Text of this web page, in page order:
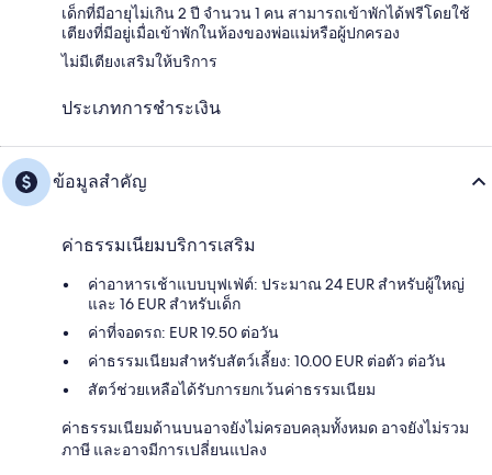
เด็กที่มีอายุไม่เกิน 2 ปี จำนวน 1 คน สามารถเข้าพักได้ฟรีโดยใช้
เตียงที่มีอยู่เมื่อเข้าพักในห้องของพ่อแม่หรือผู้ปกครอง
ไม่มีเตียงเสริมให้บริการ
ประเภทการชำระเงิน
ข้อมูลสำคัญ
ค่าธรรมเนียมบริการเสริม
ค่าอาหารเช้าแบบบุฟเฟ่ต์: ประมาณ 24 EUR สำหรับผู้ใหญ่
และ 16 EUR สำหรับเด็ก
ค่าที่จอดรถ: EUR 19.50 ต่อวัน
ค่าธรรมเนียมสำหรับสัตว์เลี้ยง: 10.00 EUR ต่อตัว ต่อวัน
สัตว์ช่วยเหลือได้รับการยกเว้นค่าธรรมเนียม
ค่าธรรมเนียมด้านบนอาจยังไม่ครอบคลุมทั้งหมด อาจยังไม่รวม
ภาษี และอาจมีการเปลี่ยนแปลง